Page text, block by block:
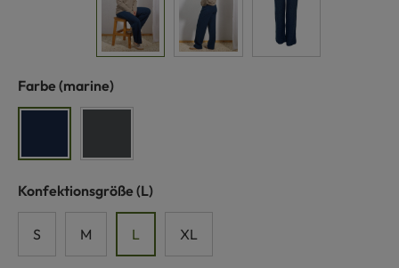
Farbe auswählen
(marine)
Konfektionsgröße auswählen
(L)
S M L XL